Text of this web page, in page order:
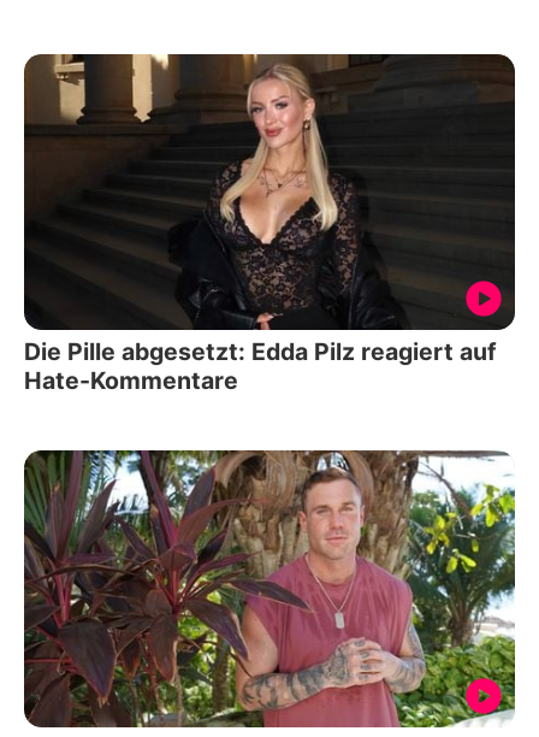
Die Pille abgesetzt: Edda Pilz reagiert auf
Hate-Kommentare